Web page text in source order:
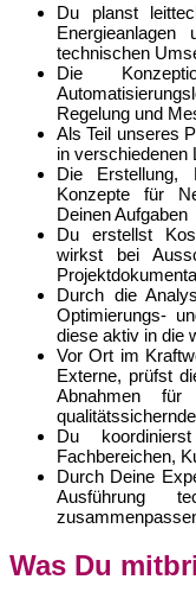
Du planst
technischen
Die
Regelung und
Als Teil unseres
in verschiedenen
Die Erstellung,
Konzepte für
Deinen Aufgaben
Du erstellst
wirkst bei
Durch die
Optimierungs-
diese aktiv in die
Vor Ort im
Externe, prüfst
Abnahmen
Du
Fachbereichen,
Durch Deine
Ausführung
Was Du